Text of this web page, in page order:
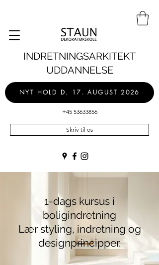
INDRETNINGSARKITEKT
UDDANNELSE
NYT HOLD D. 17. AUGUST 2026
+45 53633856
Skriv til os
1-dags kursus i
boligindretning
Lær styling, indretning og
designprincipper.